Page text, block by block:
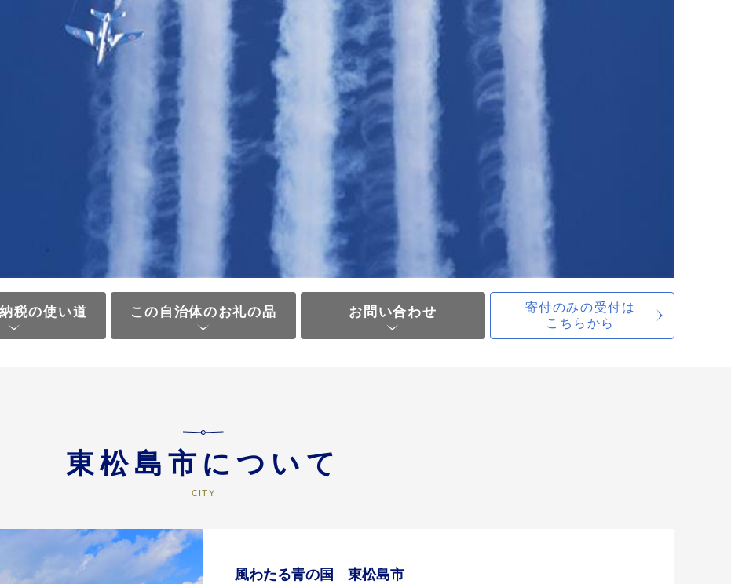
税の使い道 この自治体のお礼の品 お問い合わせ
寄付のみの受付は
こちらから
東松島市について
風わたる青の国 東松島市